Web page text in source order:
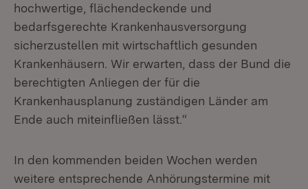
hochwertige, flächendeckende und
bedarfsgerechte Krankenhausversorgung
sicherzustellen mit wirtschaftlich gesunden
Krankenhäusern. Wir erwarten, dass der Bund die
berechtigten Anliegen der für die
Krankenhausplanung zuständigen Länder am
Ende auch miteinfließen lässt.“
In den kommenden beiden Wochen werden
weitere entsprechende Anhörungstermine mit